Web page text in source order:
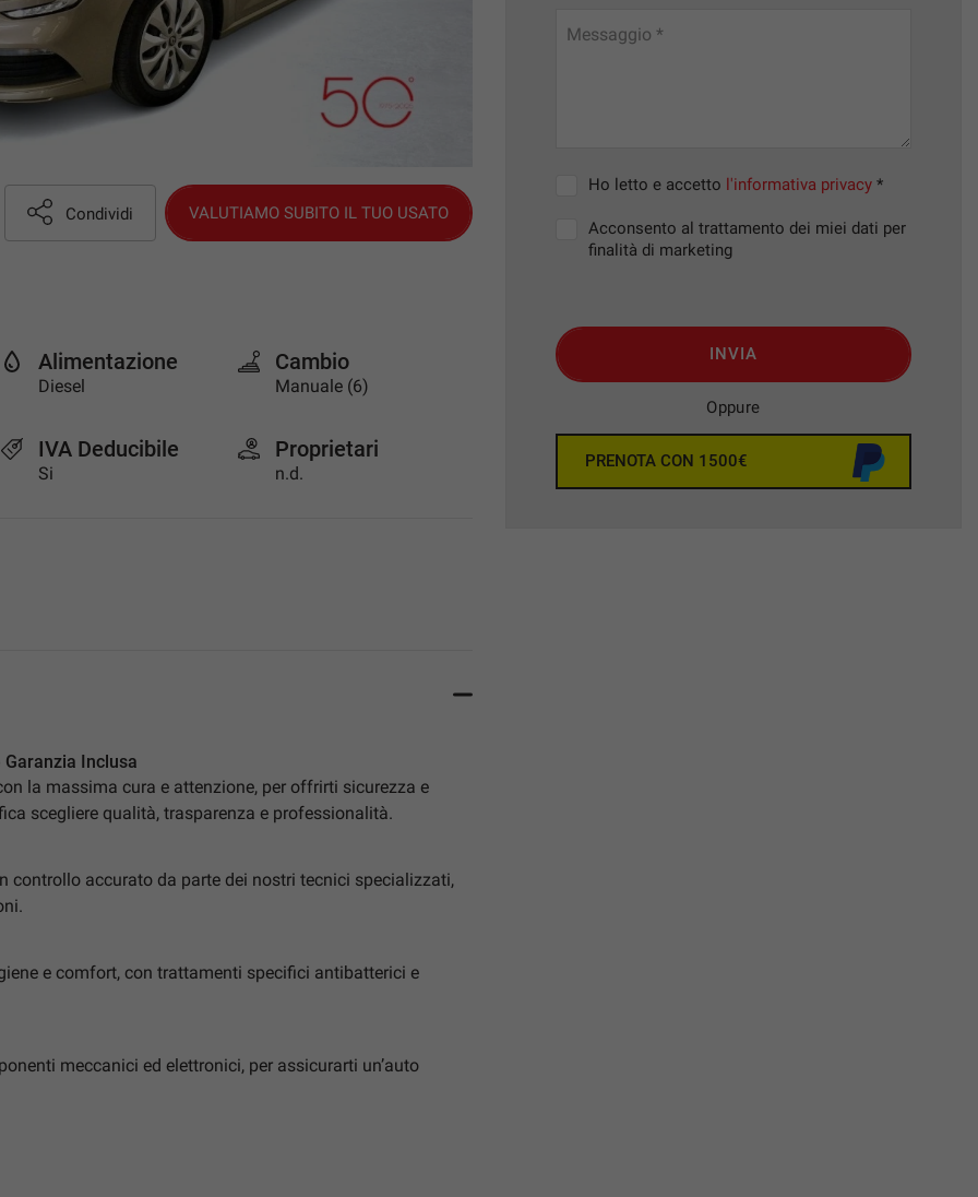
VALUTIAMO SUBITO IL TUO USATO
Condividi
Alimentazione
Diesel
Cambio
Manuale (6)
IVA Deducibile
Si
Proprietari
n.d.
Inclusa
la massima cura e attenzione, per offrirti sicurezza e
scegliere qualità, trasparenza e professionalità.
controllo accurato da parte dei nostri tecnici specializzati,
e comfort, con trattamenti specifici antibatterici e
meccanici ed elettronici, per assicurarti un’auto
leader nel settore automotive:
Messaggio *
Ho letto e accetto l'informativa privacy *
Acconsento al trattamento dei miei dati per
finalità di marketing
INVIA
Oppure
PRENOTA CON 1500€